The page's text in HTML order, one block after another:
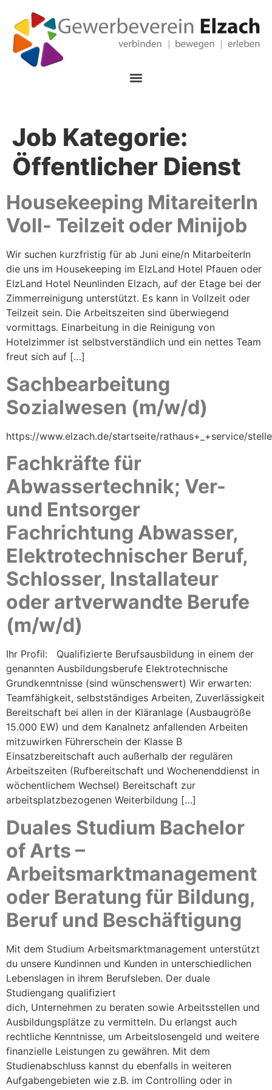
Job Kategorie:
Öffentlicher Dienst
Housekeeping MitareiterIn
Voll- Teilzeit oder Minijob
Wir suchen kurzfristig für ab Juni eine/n MitarbeiterIn
die uns im Housekeeping im ElzLand Hotel Pfauen oder
ElzLand Hotel Neunlinden Elzach, auf der Etage bei der
Zimmerreinigung unterstützt. Es kann in Vollzeit oder
Teilzeit sein. Die Arbeitszeiten sind überwiegend
vormittags. Einarbeitung in die Reinigung von
Hotelzimmer ist selbstverständlich und ein nettes Team
freut sich auf […]
Sachbearbeitung
Sozialwesen (m/w/d)
https://www.elzach.de/startseite/rathaus+_+service/
Fachkräfte für
Abwassertechnik; Ver-
und Entsorger
Fachrichtung Abwasser,
Elektrotechnischer Beruf,
Schlosser, Installateur
oder artverwandte Berufe
(m/w/d)
Ihr Profil: Qualifizierte Berufsausbildung in einem der
genannten Ausbildungsberufe Elektrotechnische
Grundkenntnisse (sind wünschenswert) Wir erwarten:
Teamfähigkeit, selbstständiges Arbeiten, Zuverlässigkeit
Bereitschaft bei allen in der Kläranlage (Ausbaugröße
15.000 EW) und dem Kanalnetz anfallenden Arbeiten
mitzuwirken Führerschein der Klasse B
Einsatzbereitschaft auch außerhalb der regulären
Arbeitszeiten (Rufbereitschaft und Wochenenddienst in
wöchentlichem Wechsel) Bereitschaft zur
arbeitsplatzbezogenen Weiterbildung […]
Duales Studium Bachelor
of Arts –
Arbeitsmarktmanagement
oder Beratung für Bildung,
Beruf und Beschäftigung
Mit dem Studium Arbeitsmarktmanagement unterstützt
du unsere Kundinnen und Kunden in unterschiedlichen
Lebenslagen in ihrem Berufsleben. Der duale
Studiengang qualifiziert
dich, Unternehmen zu beraten sowie Arbeitsstellen und
Ausbildungsplätze zu vermitteln. Du erlangst auch
rechtliche Kenntnisse, um Arbeitslosengeld und weitere
finanzielle Leistungen zu gewähren. Mit dem
Studienabschluss kannst du ebenfalls in weiteren
Aufgabengebieten wie z.B. im Controlling oder in